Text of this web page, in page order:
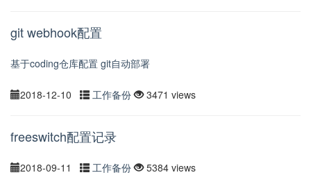
git webhook配置
基于coding仓库配置 git自动部署
2018-12-10 工作备份 3471 views
freeswitch配置记录
2018-09-11 工作备份 5384 views